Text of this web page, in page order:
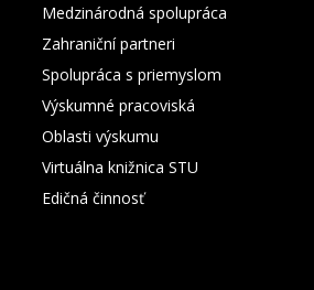
Medzinárodná spolupráca
Zahraniční partneri
Spolupráca s priemyslom
Výskumné pracoviská
Oblasti výskumu
Virtuálna knižnica STU
Edičná činnosť